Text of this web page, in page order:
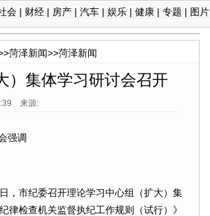
会 | 财经 | 房产 | 汽车 | 娱乐 | 健康 | 专题 | 图片
菏泽新闻>>菏泽新闻
）集体学习研讨会召开
来源:
强调
，市纪委召开理论学习中心组（扩大）集
律检查机关监督执纪工作规则（试行）》